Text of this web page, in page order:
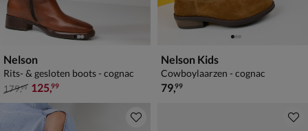
Nelson
Rits- & gesloten boots - cognac
van € 179,99 voor € 125,99
179,99 125,99
Nelson Kids
Cowboylaarzen - cognac
€ 79,99
79,99